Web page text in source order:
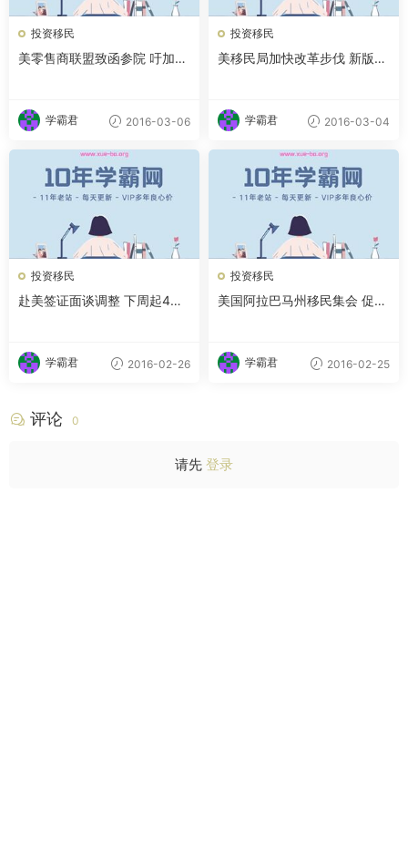
投资移民
美零售商联盟致函参院 吁加快
学霸君 2016-03-06
投资移民
美移民局加快改革步伐 新版EB
学霸君 2016-03-04
投资移民
赴美签证面谈调整 下周起4年
学霸君 2016-02-26
投资移民
美国阿拉巴马州移民集会 促废
学霸君 2016-02-25
评论 0
请先 登录